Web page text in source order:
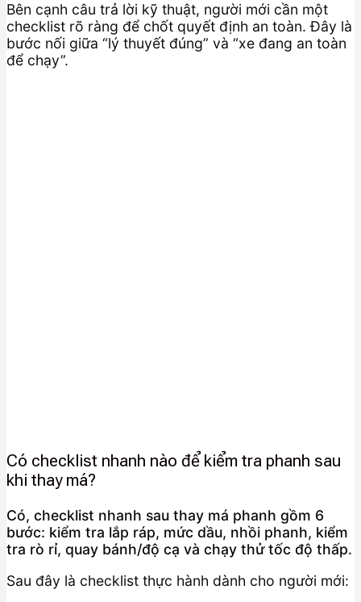
Bên cạnh câu trả lời kỹ thuật, người mới cần một
checklist rõ ràng để chốt quyết định an toàn. Đây là
bước nối giữa “lý thuyết đúng” và “xe đang an toàn
để chạy”.
Có checklist nhanh nào để kiểm tra phanh sau
khi thay má?
Có, checklist nhanh sau thay má phanh gồm 6
bước: kiểm tra lắp ráp, mức dầu, nhồi phanh, kiểm
tra rò rỉ, quay bánh/độ cạ và chạy thử tốc độ thấp.
Sau đây là checklist thực hành dành cho người mới: